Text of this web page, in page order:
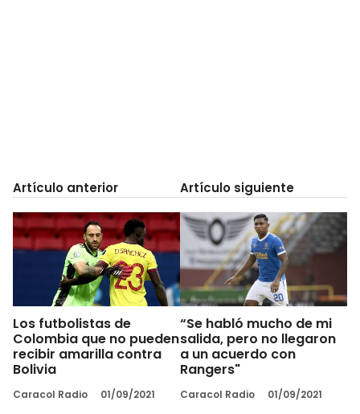
Artículo anterior
Los futbolistas de
Colombia que no pueden
recibir amarilla contra
Bolivia
Caracol Radio 01/09/2021
Artículo siguiente
“Se habló mucho de mi
salida, pero no llegaron
a un acuerdo con
Rangers"
Caracol Radio 01/09/2021